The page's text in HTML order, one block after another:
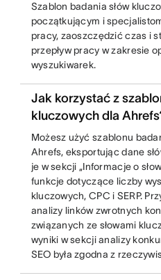
Szablon badania słów
początkującym i
pracy, zaoszczędzić czas i
przepływ pracy w zakresie
wyszukiwarek.
Jak korzystać z
kluczowych dla
Możesz użyć szablonu
Ahrefs, eksportując dane
je w sekcji „Informacje o
funkcje dotyczące liczby
kluczowych, CPC i SERP.
analizy linków zwrotnych
związanych ze słowami
wyniki w sekcji analizy
SEO była zgodna z